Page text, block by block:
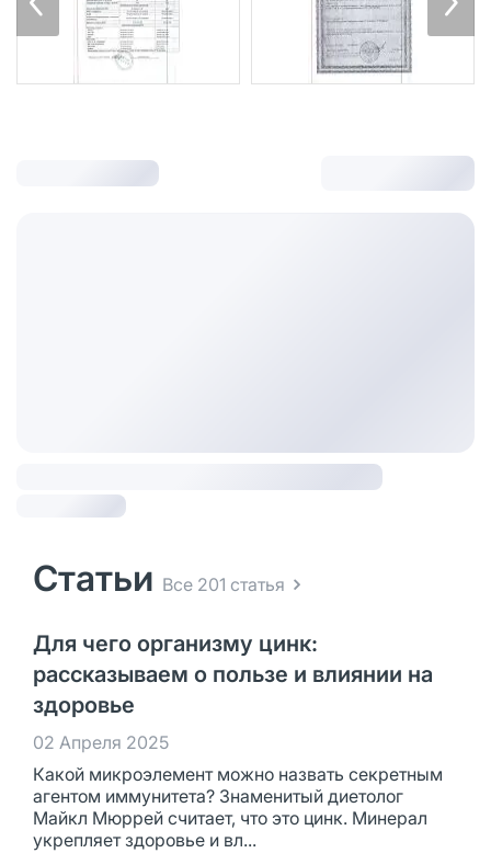
Статьи Все 201 статья
Для чего организму цинк:
рассказываем о пользе и влиянии на
здоровье
02 Апреля 2025
Какой микроэлемент можно назвать секретным
агентом иммунитета? Знаменитый диетолог
Майкл Мюррей считает, что это цинк. Минерал
укрепляет здоровье и вл...